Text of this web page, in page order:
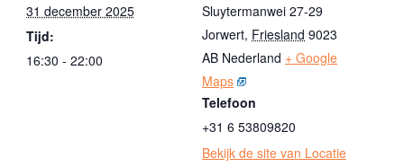
31 december 2025
Tijd:
16:30 - 22:00
Sluytermanwei 27-29
Jorwert, Friesland 9023
AB Nederland + Google
Maps
Telefoon
+31 6 53809820
Bekijk de site van Locatie